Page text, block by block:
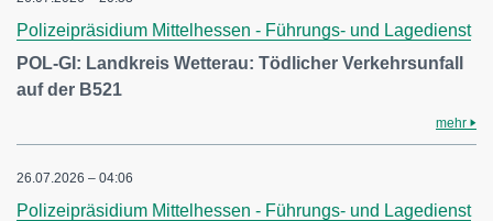
Polizeipräsidium Mittelhessen - Führungs- und Lagedienst
POL-GI: Landkreis Wetterau: Tödlicher Verkehrsunfall
auf der B521
mehr
26.07.2026 – 04:06
Polizeipräsidium Mittelhessen - Führungs- und Lagedienst